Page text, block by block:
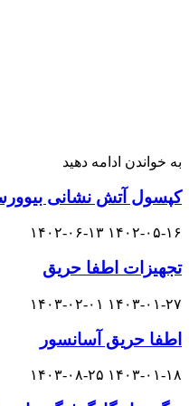
به خواندن ادامه دهید
کپسول آتش نشانی
۱۴۰۲-۰۵-۱۶ ۱۴۰۲-۰۶-۱۳
تجهیزات اطفا حریق
۱۴۰۳-۰۱-۲۷ ۱۴۰۳-۰۲-۰۱
اطفا حریق آسانسور
۱۴۰۳-۰۱-۱۸ ۱۴۰۳-۰۸-۲۵